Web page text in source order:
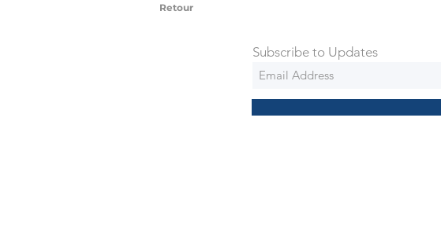
Retour
Subscribe to Updates